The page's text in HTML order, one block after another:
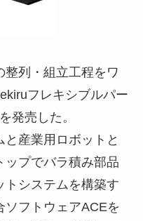
整列・組立工程をワ
フレキシブルパー
発売した。
産業用ロボットと
ップでバラ積み部品
トシステムを構築す
ソフトウェアACEを